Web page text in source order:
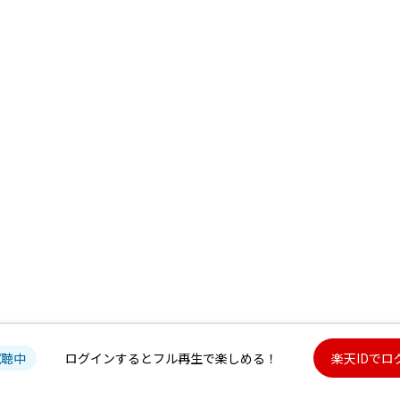
中 ログインするとフル再生で楽しめる！ 楽天IDでロ